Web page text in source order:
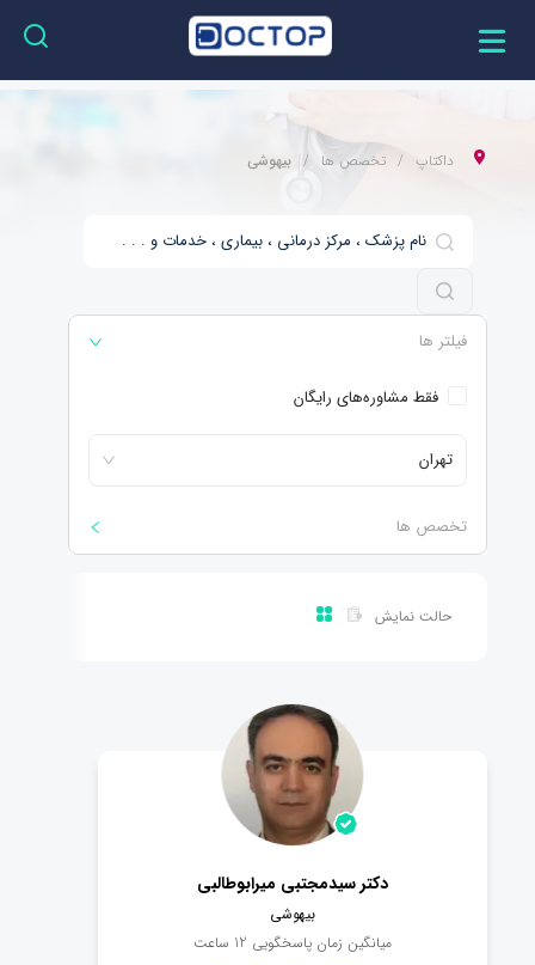
داکتاپ تخصص ها بیهوشی
فیلتر ها
فقط مشاوره‌های رایگان
تهران
تخصص ها
حالت نمایش
دکتر سیدمجتبی میرابوطالبی
بیهوشی
میانگین زمان پاسخگویی 12 ساعت